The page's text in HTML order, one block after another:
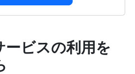
ービスの利用を